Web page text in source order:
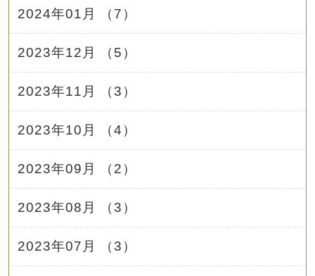
2024年01月 （7）
2023年12月 （5）
2023年11月 （3）
2023年10月 （4）
2023年09月 （2）
2023年08月 （3）
2023年07月 （3）